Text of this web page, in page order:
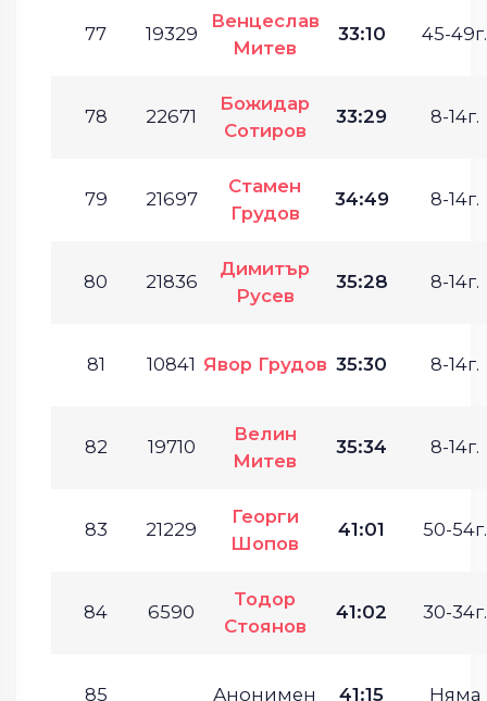
77 19329
Венцеслав
Митев
33:10 45-49г.
78 22671
Божидар
Сотиров
33:29 8-14г.
79 21697
Стамен
Грудов
34:49 8-14г.
80 21836
Димитър
Русев
35:28 8-14г.
81 10841 Явор Грудов 35:30 8-14г.
82 19710
Велин
Митев
35:34 8-14г.
83 21229
Георги
Шопов
41:01 50-54г.
84 6590
Тодор
Стоянов
41:02 30-34г.
85 Анонимен 41:15 Няма